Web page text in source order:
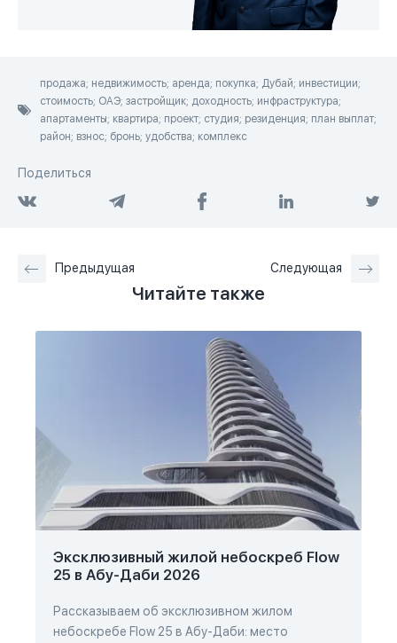
продажа; недвижимость; аренда; покупка; Дубай; инвестиции;
стоимость; ОАЭ; застройщик; доходность; инфраструктура;
апартаменты; квартира; проект; студия; резиденция; план выплат;
район; взнос; бронь; удобства; комплекс
Поделиться
Предыдущая Следующая
Читайте также
Эксклюзивный жилой небоскреб Flow
25 в Абу-Даби 2026
Рассказываем об эксклюзивном жилом
небоскребе Flow 25 в Абу-Даби: место